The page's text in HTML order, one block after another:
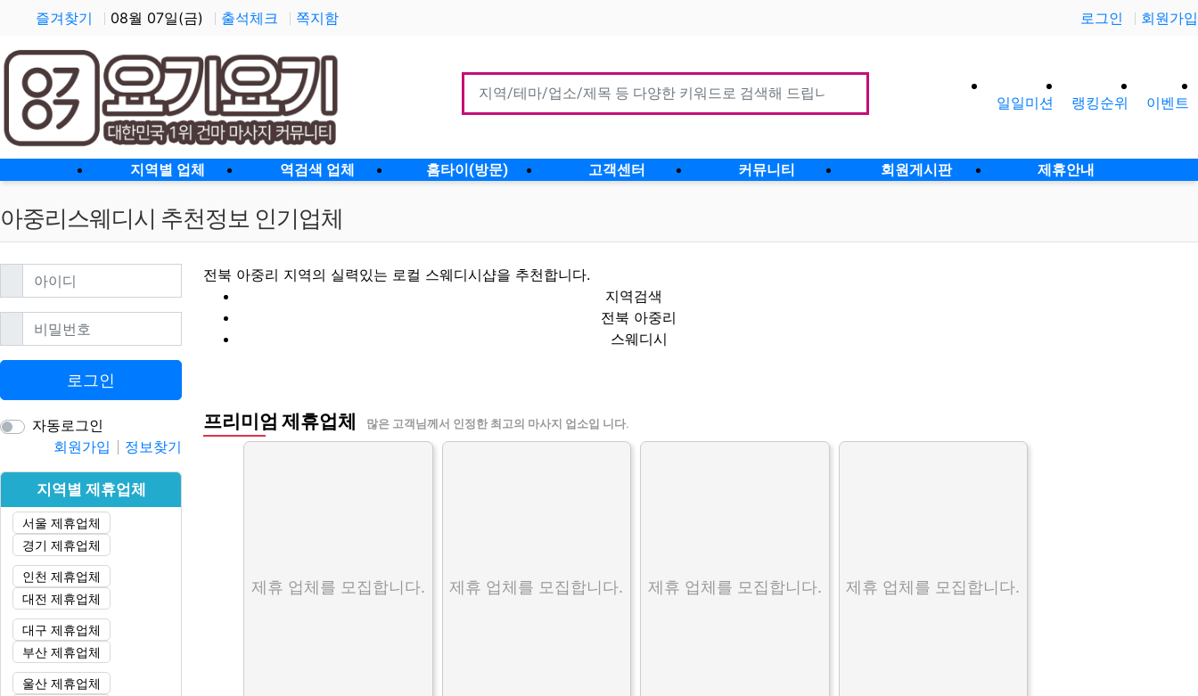
즐겨찾기 08월 07일(금) 출석체크 쪽지함 로그인 회원가입
일일미션 랭킹순위 이벤트
지역별 업체 역검색 업체 홈타이(방문) 고객센터 커뮤니티 회원게시판 제휴안내
아중리스웨디시 추천정보 인기업체
전북 아중리 지역의 실력있는 로컬 스웨디시샵을 추천합니다.
지역검색
전북 아중리
스웨디시
프리미엄 제휴업체 많은 고객님께서 인정한 최고의 마사지 업소입 니다.
제휴 업체를 모집합니다. 제휴 업체를 모집합니다. 제휴 업체를 모집합니다. 제휴 업체를 모집합니다.
아이디필수
비밀번호필수
로그인
자동로그인
회원가입
정보찾기
지역별 제휴업체
서울 제휴업체
경기 제휴업체
인천 제휴업체
대전 제휴업체
대구 제휴업체
부산 제휴업체
울산 제휴업체